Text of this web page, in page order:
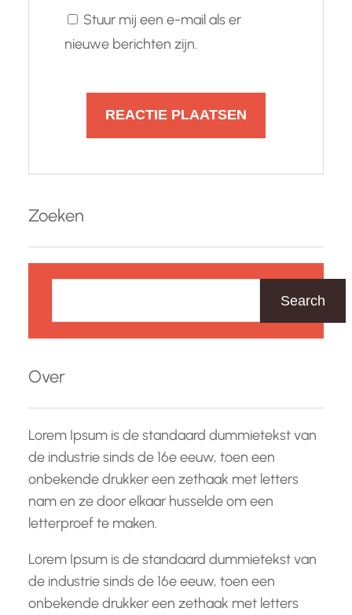
Stuur mij een e-mail als er
nieuwe berichten zijn.
Zoeken
k
n
Search
Over
Lorem Ipsum is de standaard dummietekst van
de industrie sinds de 16e eeuw, toen een
onbekende drukker een zethaak met letters
nam en ze door elkaar husselde om een
letterproef te maken.
Lorem Ipsum is de standaard dummietekst van
de industrie sinds de 16e eeuw, toen een
onbekende drukker een zethaak met letters